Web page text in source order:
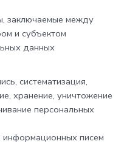
заключаемые между
и субъектом
данных
систематизация,
хранение, уничтожение
персональных
информационных писем